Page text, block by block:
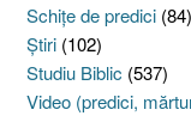
Schiţe de predici (84)
Ştiri (102)
Studiu Biblic (537)
Video (predici,